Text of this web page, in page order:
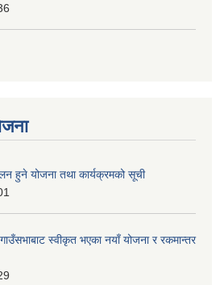
हुने योजना तथा कार्यक्रमको सूची
स्वीकृत भएका नयाँ योजना र रकमान्तर